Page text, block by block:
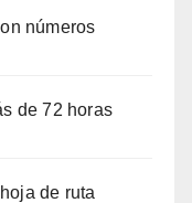
números
de 72 horas
de ruta